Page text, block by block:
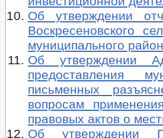
Об утверждении
Воскресеновского
муниципального
Об утверждении
предоставления
письменных
вопросам
правовых актов о
Об утверждении